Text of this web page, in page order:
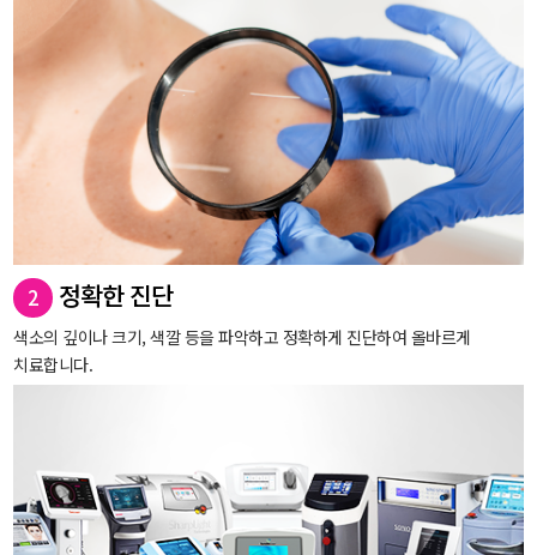
2 정확한 진단
색소의 깊이나 크기, 색깔 등을 파악하고 정확하게 진단하여 올바르게
치료합니다.